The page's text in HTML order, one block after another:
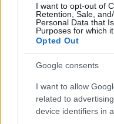
I want to opt-out of
Retention, Sale,
Personal Data that
Purposes for which
Opted Out
Google consents
I want to allow
related to
device identifiers in
A Barrio Latino
Fotó: Vanik Zoltán /